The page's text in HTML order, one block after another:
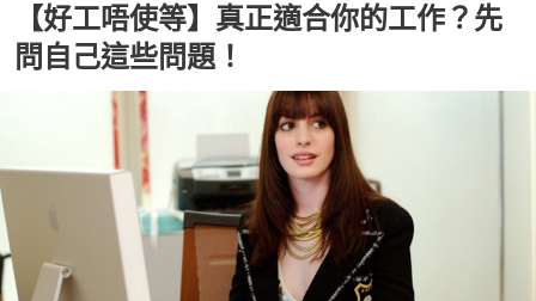
【好工唔使等】真正適合你的工作？先
問自己這些問題！